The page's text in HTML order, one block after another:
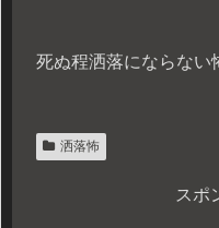
死ぬ程洒落にならない
洒落怖
スポ